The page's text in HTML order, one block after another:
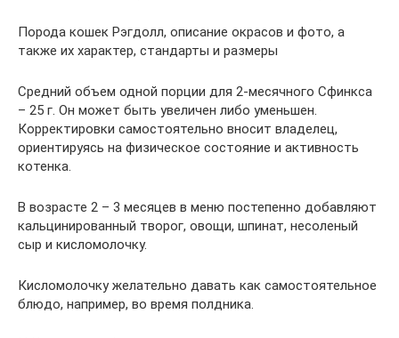
Порода кошек Рэгдолл, описание окрасов и фото, а
также их характер, стандарты и размеры
Средний объем одной порции для 2-месячного Сфинкса
– 25 г. Он может быть увеличен либо уменьшен.
Корректировки самостоятельно вносит владелец,
ориентируясь на физическое состояние и активность
котенка.
В возрасте 2 – 3 месяцев в меню постепенно добавляют
кальцинированный творог, овощи, шпинат, несоленый
сыр и кисломолочку.
Кисломолочку желательно давать как самостоятельное
блюдо, например, во время полдника.